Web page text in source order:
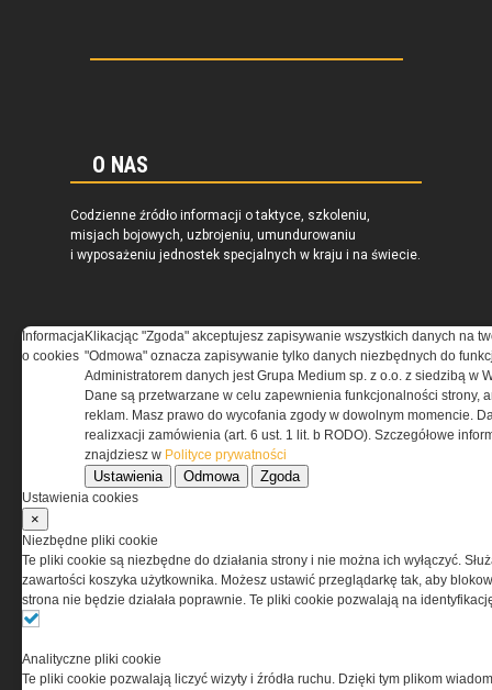
O NAS
Codzienne źródło informacji o taktyce, szkoleniu,
misjach bojowych, uzbrojeniu, umundurowaniu
i wyposażeniu jednostek specjalnych w kraju i na świecie.
REGULAMIN
Regulamin określa zasady korzystania z portalu
www.special-ops.pl
Korzystanie z portalu jest równoznaczne
przez Grupa MEDIUM Spółka z ograniczoną
odpowiedzialnością Spółka komandytowa, nr KRS:
0000537655, NIP 1132860378, REGON 146393437
(zwana dalej Grupa MEDIUM) w postaci Regulaminu.
Informacja
o cookies
Klikacjąc "Zgoda" akceptujesz zapisywanie wszystkich danych na
"Odmowa" oznacza zapisywanie tylko danych niezbędnych do
Administratorem danych jest Grupa Medium sp. z o.o. z siedzibą w
Dane są przetwarzane w celu zapewnienia funkcjonalności strony,
reklam. Masz prawo do wycofania zgody w dowolnym momencie.
realizxacji zamówienia (art. 6 ust. 1 lit. b RODO). Szczegółowe
znajdziesz w Polityce prywatności
Ustawienia Odmowa Zgoda
Ustawienia cookies
×
Niezbędne pliki cookie
Te pliki cookie są niezbędne do działania strony i nie można ich wyłączyć.
zawartości koszyka użytkownika. Możesz ustawić przeglądarkę tak, aby
strona nie będzie działała poprawnie. Te pliki cookie pozwalają na
Analityczne pliki cookie
Te pliki cookie pozwalają liczyć wizyty i źródła ruchu. Dzięki tym plikom